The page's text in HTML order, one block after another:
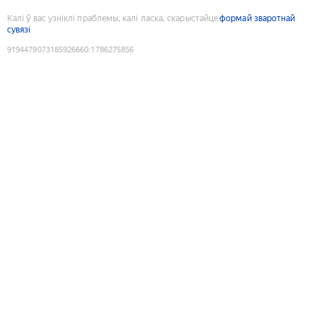
Калі ў вас узніклі праблемы, калі ласка, скарыстайцеформай зваротнай
сувязі
9194479073185926660:1786275856